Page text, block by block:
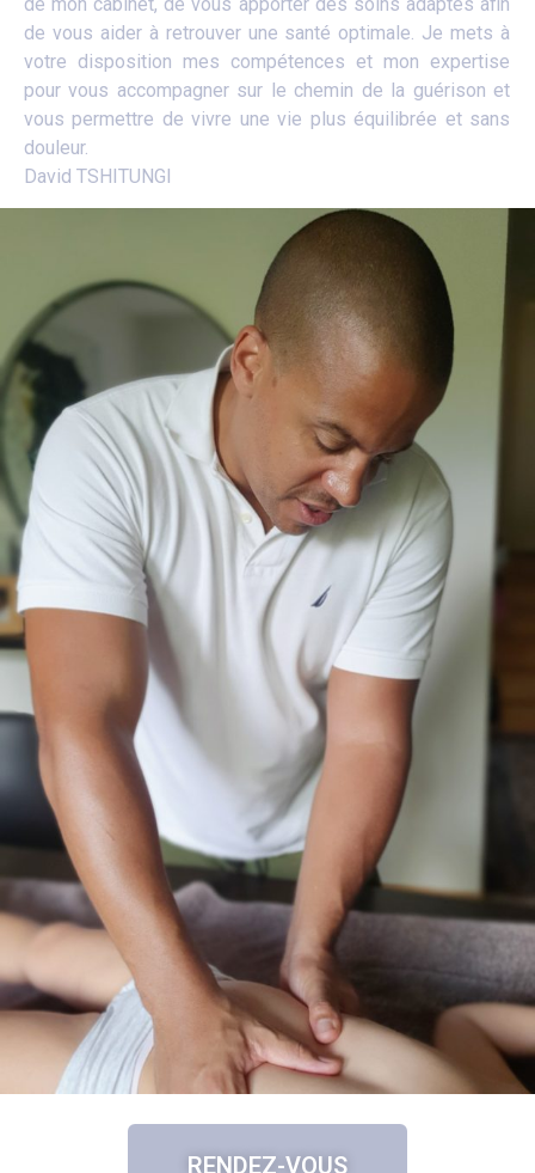
de vous aider à retrouver une santé optimale. Je mets à
votre disposition mes compétences et mon expertise
pour vous accompagner sur le chemin de la guérison et
vous permettre de vivre une vie plus équilibrée et sans
douleur.
David TSHITUNGI
RENDEZ-VOUS